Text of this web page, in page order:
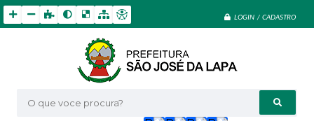
LOGIN / CADASTRO
O que voce procura?